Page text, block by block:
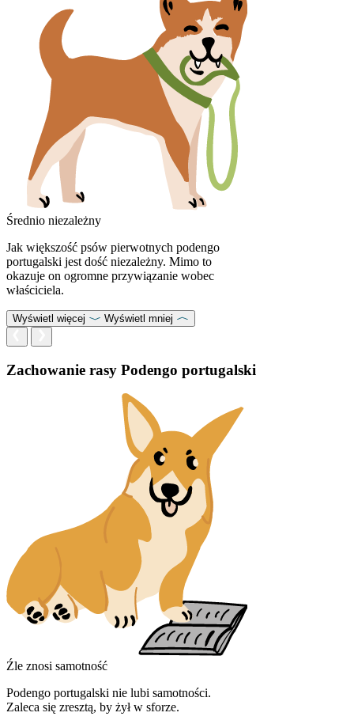
Średnio niezależny
Jak większość psów pierwotnych podengo
portugalski jest dość niezależny. Mimo to
okazuje on ogromne przywiązanie wobec
właściciela.
Wyświetl więcej Wyświetl mniej
Zachowanie rasy Podengo portugalski
Źle znosi samotność
Podengo portugalski nie lubi samotności.
Zaleca się zresztą, by żył w sforze.